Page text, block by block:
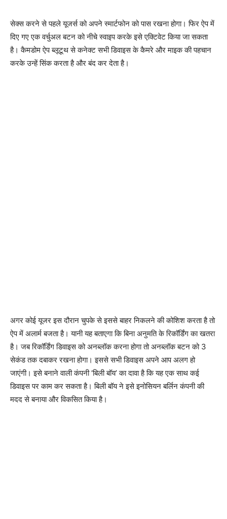
सेक्स करने से पहले यूजर्स को अपने स्मार्टफोन को पास रखना होगा। फिर ऐप में
दिए गए एक वर्चुअल बटन को नीचे स्वाइप करके इसे एक्टिवेट किया जा सकता
है। कैमडोम ऐप ब्लूटूथ से कनेक्ट सभी डिवाइस के कैमरे और माइक की पहचान
करके उन्हें सिंक करता है और बंद कर देता है।
अगर कोई यूजर इस दौरान चुपके से इससे बाहर निकलने की कोशिश करता है तो
ऐप में अलार्म बजता है। यानी यह बताएगा कि बिना अनुमति के रिकॉर्डिंग का खतरा
है। जब रिकॉर्डिंग डिवाइस को अनब्लॉक करना होगा तो अनब्लॉक बटन को 3
सेकंड तक दबाकर रखना होगा। इससे सभी डिवाइस अपने आप अलग हो
जाएंगी। इसे बनाने वाली कंपनी ‘बिली बॉय’ का दावा है कि यह एक साथ कई
डिवाइस पर काम कर सकता है। बिली बॉय ने इसे इनोसियन बर्लिन कंपनी की
मदद से बनाया और विकसित किया है।